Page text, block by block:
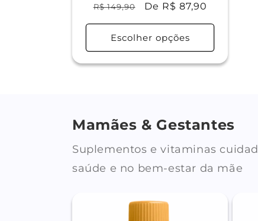
Preço
normal
R$ 149,90
Preço
promocional
De R$ 87,90
Escolher opções
Mamães & Gestantes
Suplementos e vitaminas
saúde e no bem-estar da mãe